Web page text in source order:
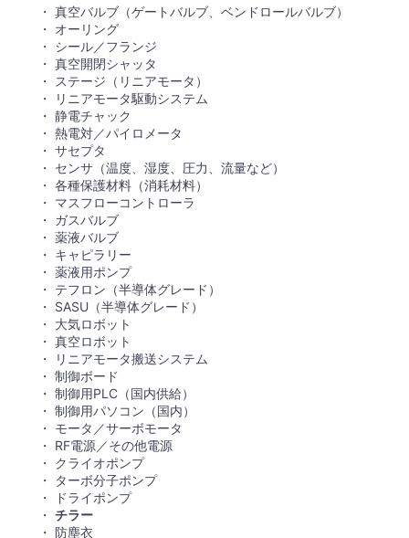
真空バルブ（ゲートバルブ、ベンドロールバルブ）
オーリング
シール／フランジ
真空開閉シャッタ
ステージ（リニアモータ）
リニアモータ駆動システム
静電チャック
熱電対／パイロメータ
サセプタ
センサ（温度、湿度、圧力、流量など）
各種保護材料（消耗材料）
マスフローコントローラ
ガスバルブ
薬液バルブ
キャピラリー
薬液用ポンプ
テフロン（半導体グレード）
SASU（半導体グレード）
大気ロボット
真空ロボット
リニアモータ搬送システム
制御ボード
制御用PLC（国内供給）
制御用パソコン（国内）
モータ／サーボモータ
RF電源／その他電源
クライオポンプ
ターボ分子ポンプ
ドライポンプ
チラー
防塵衣